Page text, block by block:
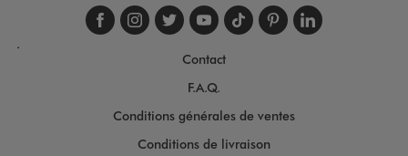
Suivez-nous sur
Suivez-nous sur
Suivez-nous sur
Suivez-nous
Suivez-nous
Suivez-
.
Contact
F.A.Q.
Conditions générales de ventes
Conditions de livraison